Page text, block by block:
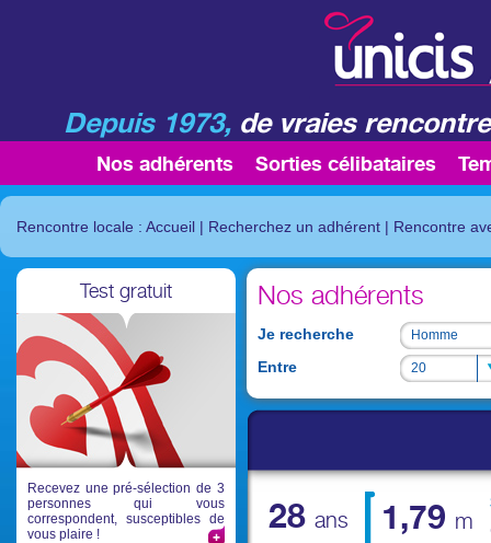
Depuis 1973, de vraies
Nos adhérents Sorties célibataires
Rencontre locale : Accueil | Recherchez un adhérent | Rencontre
Test gratuit
Recevez une pré-sélection de 3
personnes qui vous
correspondent, susceptibles de
vous plaire !
Nos adhérents
Je recherche Homme
Homme
Entre 20
20
28 ans 1,79 m